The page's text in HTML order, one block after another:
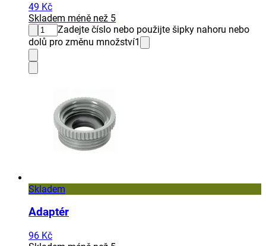
49 Kč
Skladem méně než 5
Zadejte číslo nebo použijte šipky nahoru nebo
dolů pro změnu množství1
Skladem
Adaptér
96 Kč